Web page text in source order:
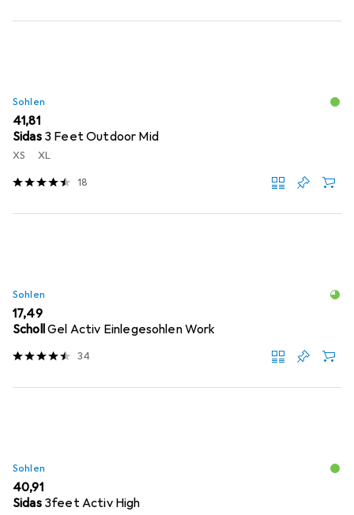
Sohlen
EUR
41,81
Sidas 3 Feet Outdoor Mid
XS XL
18
Sohlen
EUR
17,49
SchollGel Activ Einlegesohlen Work
34
Sohlen
EUR
40,91
Sidas 3feet Activ High